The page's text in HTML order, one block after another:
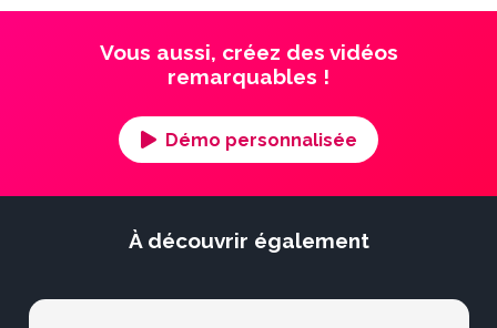
Vous aussi, créez des vidéos
remarquables !
Démo personnalisée
À découvrir également